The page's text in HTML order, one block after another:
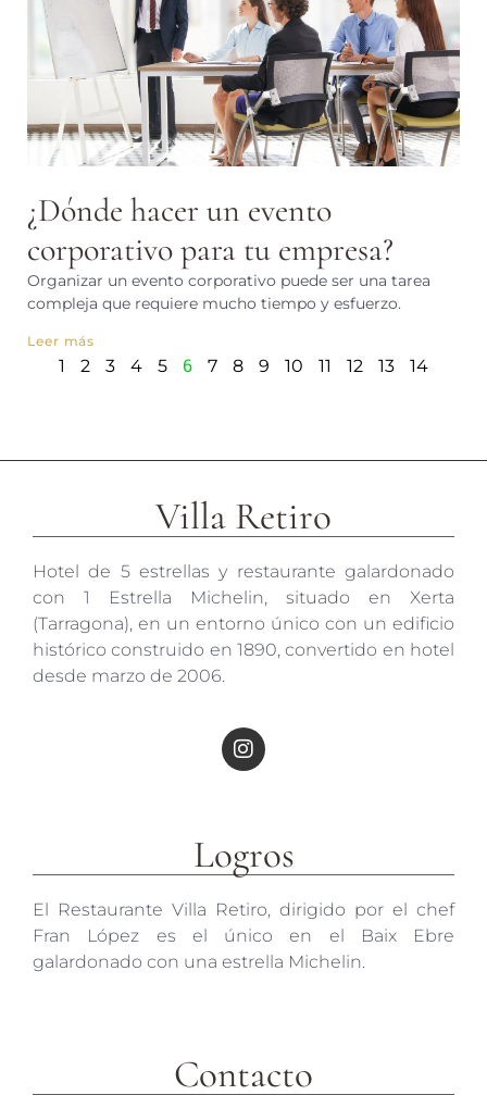
¿Dónde hacer un evento
corporativo para tu empresa?
Organizar un evento corporativo puede ser una tarea
compleja que requiere mucho tiempo y esfuerzo.
Leer más
1 2 3 4 5 6 7 8 9 10 11 12 13 14
Villa Retiro
Hotel de 5 estrellas y restaurante galardonado
con 1 Estrella Michelin, situado en Xerta
(Tarragona), en un entorno único con un edificio
histórico construido en 1890, convertido en hotel
desde marzo de 2006.
Logros
El Restaurante Villa Retiro, dirigido por el chef
Fran López es el único en el Baix Ebre
galardonado con una estrella Michelin.
Contacto